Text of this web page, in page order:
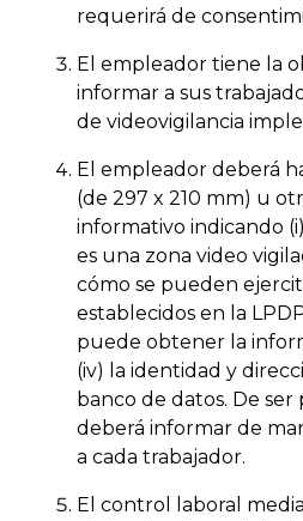
requerirá de
El empleador tiene la
informar a sus
de videovigilancia
El empleador deberá
(de 297 x 210 mm) u
informativo indicando
es una zona video
cómo se pueden
establecidos en la
puede obtener la
(iv) la identidad y
banco de datos. De ser
deberá informar de
a cada trabajador.
El control laboral